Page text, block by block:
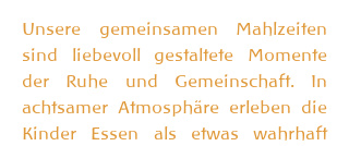
Unsere gemeinsamen Mahlzeiten
sind liebevoll gestaltete Momente
der Ruhe und Gemeinschaft. In
achtsamer Atmosphäre erleben die
Kinder Essen als etwas wahrhaft